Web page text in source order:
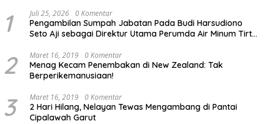
1 Juli 25, 2026 0 Komentar
Pengambilan Sumpah Jabatan Pada Budi Harsudiono
Seto Aji sebagai Direktur Utama Perumda Air Minum Tirta
2 Maret 16, 2019 0 Komentar
Menag Kecam Penembakan di New Zealand: Tak
Berperikemanusiaan!
3 Maret 16, 2019 0 Komentar
2 Hari Hilang, Nelayan Tewas Mengambang di Pantai
Cipalawah Garut